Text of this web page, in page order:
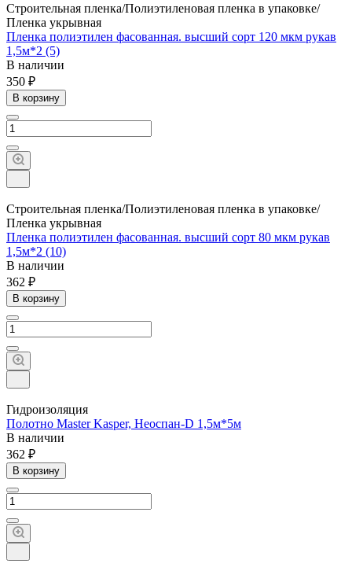
Строительная пленка/Полиэтиленовая пленка в упаковке/
Пленка укрывная
Пленка полиэтилен фасованная. высший сорт 120 мкм рукав
1,5м*2 (5)
В наличии
350 ₽
В корзину
Строительная пленка/Полиэтиленовая пленка в упаковке/
Пленка укрывная
Пленка полиэтилен фасованная. высший сорт 80 мкм рукав
1,5м*2 (10)
В наличии
362 ₽
В корзину
Гидроизоляция
Полотно Master Kasper, Неоспан-D 1,5м*5м
В наличии
362 ₽
В корзину